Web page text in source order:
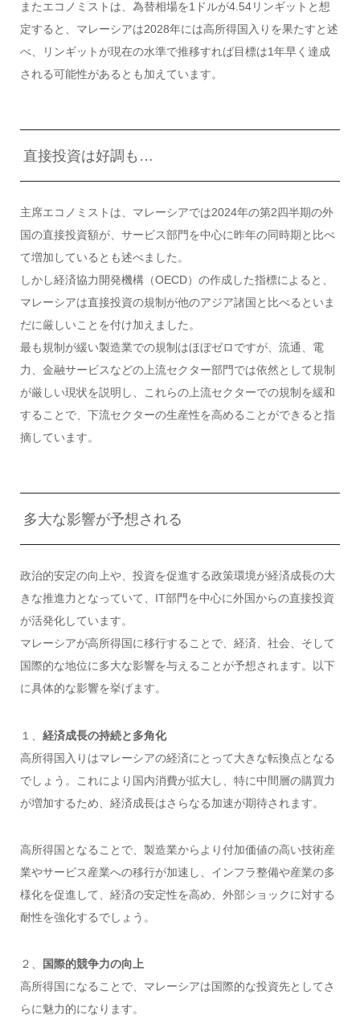
またエコノミストは、為替相場を1ドルが4.54リンギットと想
定すると、マレーシアは2028年には高所得国入りを果たすと述
べ、リンギットが現在の水準で推移すれば目標は1年早く達成
される可能性があるとも加えています。
直接投資は好調も…
主席エコノミストは、マレーシアでは2024年の第2四半期の外
国の直接投資額が、サービス部門を中心に昨年の同時期と比べ
て増加しているとも述べました。
しかし経済協力開発機構（OECD）の作成した指標によると、
マレーシアは直接投資の規制が他のアジア諸国と比べるといま
だに厳しいことを付け加えました。
最も規制が緩い製造業での規制はほぼゼロですが、流通、電
力、金融サービスなどの上流セクター部門では依然として規制
が厳しい現状を説明し、これらの上流セクターでの規制を緩和
することで、下流セクターの生産性を高めることができると指
摘しています。
多大な影響が予想される
政治的安定の向上や、投資を促進する政策環境が経済成長の大
きな推進力となっていて、IT部門を中心に外国からの直接投資
が活発化しています。
マレーシアが高所得国に移行することで、経済、社会、そして
国際的な地位に多大な影響を与えることが予想されます。以下
に具体的な影響を挙げます。
１、 経済成長の持続と多角化
高所得国入りはマレーシアの経済にとって大きな転換点となる
でしょう。これにより国内消費が拡大し、特に中間層の購買力
が増加するため、経済成長はさらなる加速が期待されます。
高所得国となることで、製造業からより付加価値の高い技術産
業やサービス産業への移行が加速し、インフラ整備や産業の多
様化を促進して、経済の安定性を高め、外部ショックに対する
耐性を強化するでしょう。
２、
国際的競争力の向上
高所得国になることで、マレーシアは国際的な投資先としてさ
らに魅力的になります。